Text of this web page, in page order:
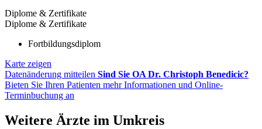
Diplome & Zertifikate
Diplome & Zertifikate
Fortbildungsdiplom
Karte zeigen
Datenänderung mitteilen Sind Sie OA Dr. Christoph Benedicic?
Bieten Sie Ihren Patienten mehr Informationen und Online-
Terminbuchung an
Weitere Ärzte im Umkreis